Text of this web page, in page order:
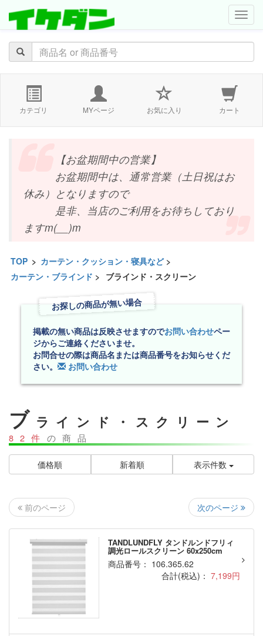
カテゴリ MYページ お気に入り カート
【お盆期間中の営業】
お盆期間中は、通常営業（土日祝はお
休み）となりますので
是非、当店のご利用をお待ちしており
ますm(__)m
TOP > カーテン・クッション・寝具など>
カーテン・ブラインド > ブラインド・スクリーン
お探しの商品が無い場合
掲載の無い商品は反映させますのでお問い合わせペー
ジからご連絡くださいませ。
お問合せの際は商品名または商品番号をお知らせくだ
さい。
お問い合わせ
ブ ラインド・スクリーン
82件 の商品
価格順 新着順 表示件数
前のページ 次のページ
TANDLUNDFLY タンドルンドフリィ
調光ロールスクリーン 60x250cm
商品番号： 106.365.62
合計(税込)： 7,199円